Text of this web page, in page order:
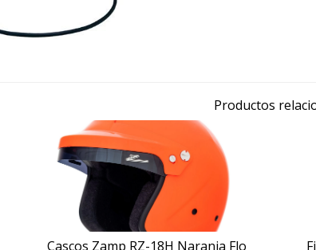
Productos
Cascos Zamp RZ-18H Naranja Flo